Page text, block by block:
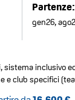
Partenze:
gen26,
inclusivo
e club specifici